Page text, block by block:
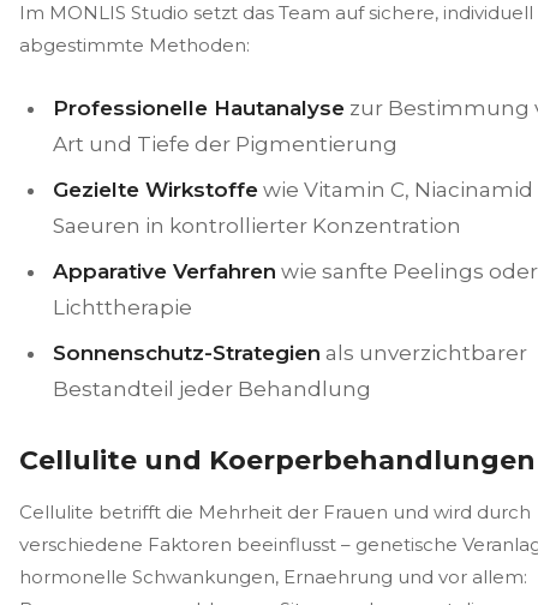
Im MONLIS Studio setzt das Team auf sichere, individuell
abgestimmte Methoden:
Professionelle Hautanalyse zur Bestimmung
Art und Tiefe der Pigmentierung
Gezielte Wirkstoffe wie Vitamin C,
Saeuren in kontrollierter Konzentration
Apparative Verfahren wie sanfte Peelings oder
Lichttherapie
Sonnenschutz-Strategien als unverzichtbarer
Bestandteil jeder Behandlung
Cellulite und Koerperbehandlungen
Cellulite betrifft die Mehrheit der Frauen und wird durch
verschiedene Faktoren beeinflusst – genetische
hormonelle Schwankungen, Ernaehrung und vor allem: